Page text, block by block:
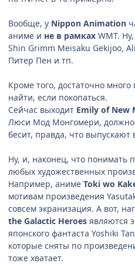
Вообще, у Nippon Animation
аниме и не в рамках WMT.
Shin Grimm Meisaku Gekijoo,
Питер Пен и тп.
Кроме того, достаточно
найти, если покопаться.
Сейчас выходит Emily of New
Люси Мод Монгомери, должно
бесит, правда, что выпускают
Ну, и, наконец, что понимать
любых художественных
Например, аниме Toki wo
мотивам произведения
совсем экранизация. А вот,
the Galactic Heroes являются
японского фантаста Yoshiki
которые сняты по
тоже хватает.